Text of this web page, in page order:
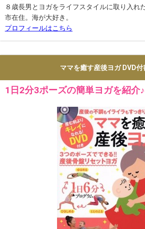
８歳長男とヨガをライフスタイルに取り入れ
市在住。海が大好き。
プロフィールはこちら
ママを癒す産後ヨガ DVD付
1日2分3ポーズの簡単ヨガを紹介♪